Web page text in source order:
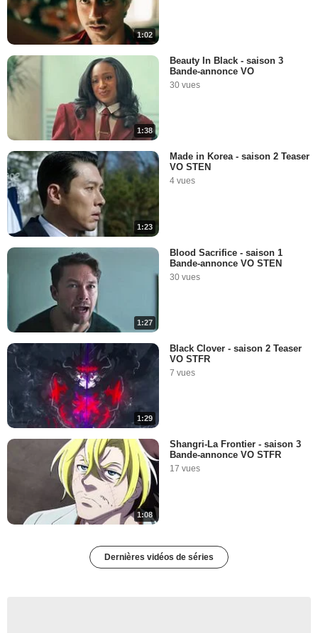
1:02
1:38
Beauty In Black - saison 3
Bande-annonce VO
30 vues
1:23
Made in Korea - saison 2 Teaser
VO STEN
4 vues
1:27
Blood Sacrifice - saison 1
Bande-annonce VO STEN
30 vues
1:29
Black Clover - saison 2 Teaser
VO STFR
7 vues
1:08
Shangri-La Frontier - saison 3
Bande-annonce VO STFR
17 vues
Dernières vidéos de séries